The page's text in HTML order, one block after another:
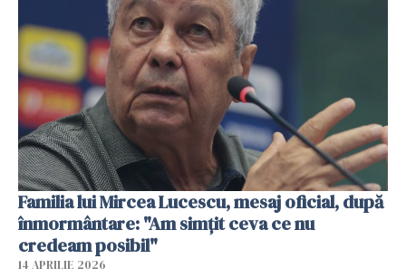
Familia lui Mircea Lucescu, mesaj oficial, după
înmormântare: "Am simțit ceva ce nu
credeam posibil"
14 APRILIE 2026